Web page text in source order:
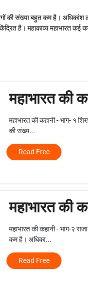
की संख्या बहुत कम है। अधिकांश
है। महाकाव्य महाभारत कई
महाभारत की
महाभारत की कहानी - भाग- १
की संख्य...
Read Free
महाभारत की
महाभारत की कहानी - भाग-२
कम है। अधिका...
Read Free